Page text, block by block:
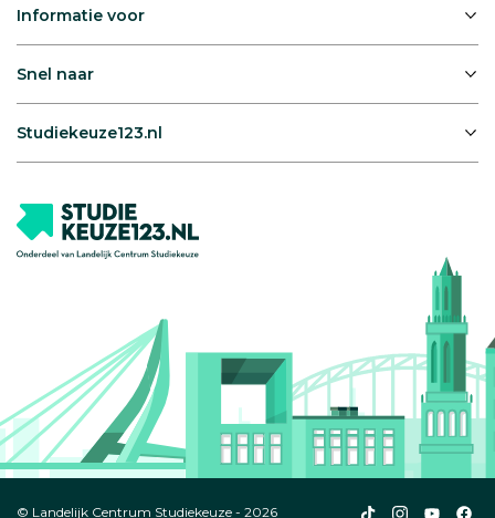
Informatie voor
Snel naar
Studiekeuze123.nl
© Landelijk Centrum Studiekeuze - 2026 Studiekeuze123